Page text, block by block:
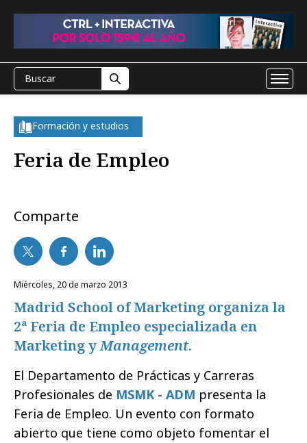
Formación y estudios
Feria de Empleo
Comparte
miércoles, 20 de marzo 2013
Madrid School of Marketing organiza la
2ª Feria de Empleo especializada en
Marketing yManagement.
El Departamento de Prácticas y Carreras
Profesionales de MSMK - ADM presenta la
Feria de Empleo. Un evento con formato
abierto que tiene como objeto fomentar el